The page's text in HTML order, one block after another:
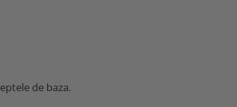
de baza.